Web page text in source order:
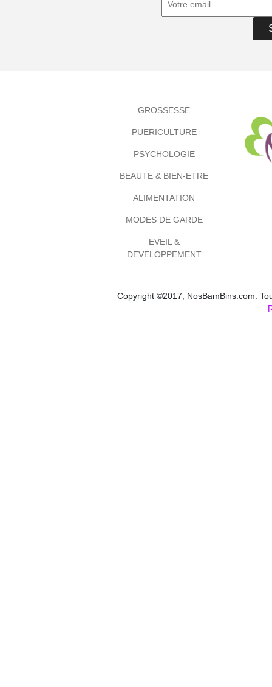
GROSSESSE
PUERICULTURE
PSYCHOLOGIE
BEAUTE & BIEN-ETRE
ALIMENTATION
MODES DE GARDE
EVEIL &
DEVELOPPEMENT
Copyright ©2017, NosBamBins.com.